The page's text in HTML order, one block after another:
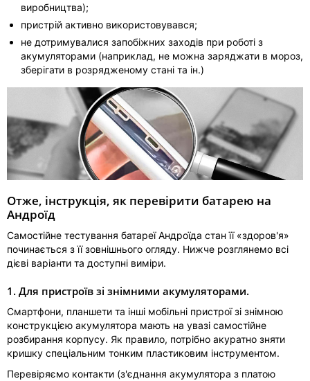
виробництва);
пристрій активно використовувався;
не дотримувалися запобіжних заходів при роботі з
акумуляторами (наприклад, не можна заряджати в мороз,
зберігати в розрядженому стані та ін.)
Отже, інструкція, як перевірити батарею на
Андроїд
Самостійне тестування батареї Андроїда стан її «здоров'я»
починається з її зовнішнього огляду. Нижче розглянемо всі
дієві варіанти та доступні виміри.
1. Для пристроїв зі знімними акумуляторами.
Смартфони, планшети та інші мобільні пристрої зі знімною
конструкцією акумулятора мають на увазі самостійне
розбирання корпусу. Як правило, потрібно акуратно зняти
кришку спеціальним тонким пластиковим інструментом.
Перевіряємо контакти (з'єднання акумулятора з платою